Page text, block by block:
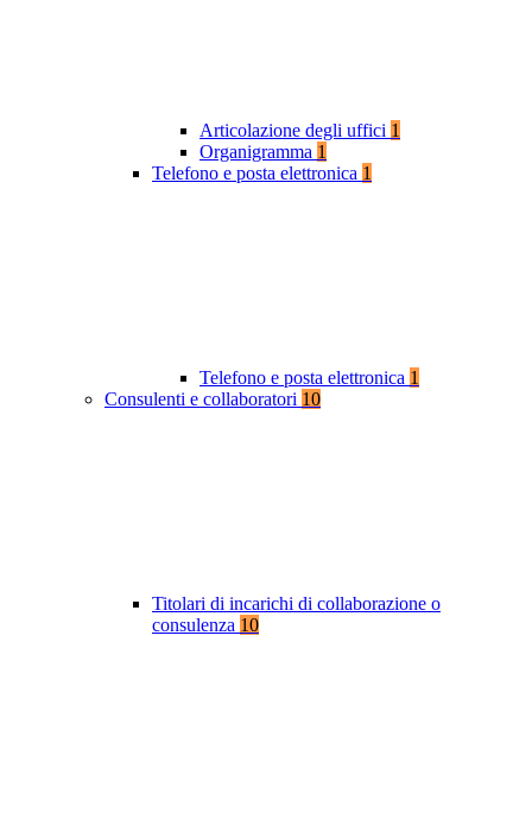
Articolazione degli uffici 1
Organigramma 1
Telefono e posta elettronica 1
Telefono e posta elettronica 1
Consulenti e collaboratori 10
Titolari di incarichi di collaborazione o
consulenza 10